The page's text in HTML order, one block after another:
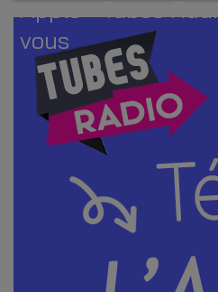
Apple - Tubes
vous